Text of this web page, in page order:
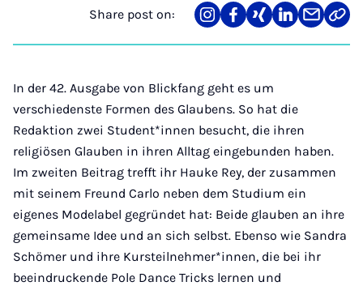
Share post on:
Share
on
Teilen
auf
Teilen
auf
Teilen
auf
Teilen
über
Link
In der 42. Ausgabe von Blickfang geht es um
verschiedenste Formen des Glaubens. So hat die
Redaktion zwei Student*innen besucht, die ihren
religiösen Glauben in ihren Alltag eingebunden haben.
Im zweiten Beitrag trefft ihr Hauke Rey, der zusammen
mit seinem Freund Carlo neben dem Studium ein
eigenes Modelabel gegründet hat: Beide glauben an ihre
gemeinsame Idee und an sich selbst. Ebenso wie Sandra
Schömer und ihre Kursteilnehmer*innen, die bei ihr
beeindruckende Pole Dance Tricks lernen und